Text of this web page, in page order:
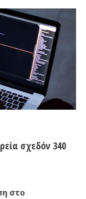
σχεδόν 340
στο